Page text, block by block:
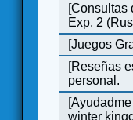
[Consultas
Exp. 2
[Juegos
[Reseñas
personal.
[
winter